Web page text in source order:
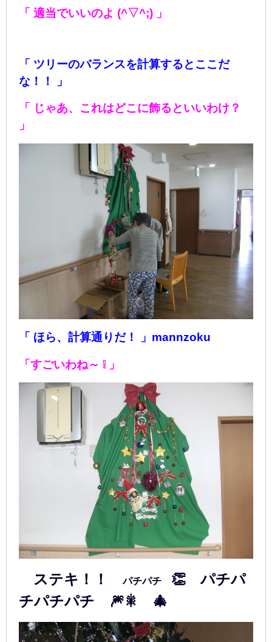
「 適当でいいのよ (^▽^;) 」
「 ツリーのバランスを計算するとここだ
な！！ 」
「 じゃあ、これはどこに飾るといいわけ？
」
「 ほら、計算通りだ！ 」mannzoku
「すごいわね～ ❕ 」
ステキ！！パチパチ 👏 パチパ
チパチパチ 🎆🎇 🎄